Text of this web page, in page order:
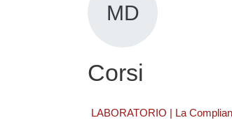
MD
Corsi
LABORATORIO | La